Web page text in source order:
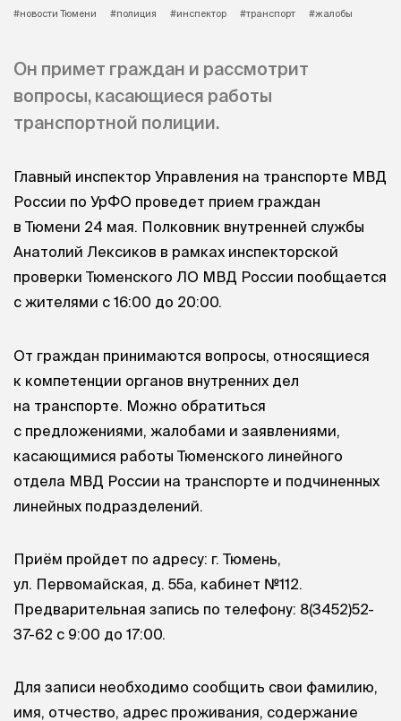
#новости Тюмени #полиция #инспектор #транспорт #жалобы
Он примет граждан и рассмотрит
вопросы, касающиеся работы
транспортной полиции.
Главный инспектор Управления на транспорте МВД
России по УрФО проведет прием граждан
в Тюмени 24 мая. Полковник внутренней службы
Анатолий Лексиков в рамках инспекторской
проверки Тюменского ЛО МВД России пообщается
с жителями с 16:00 до 20:00.
От граждан принимаются вопросы, относящиеся
к компетенции органов внутренних дел
на транспорте. Можно обратиться
с предложениями, жалобами и заявлениями,
касающимися работы Тюменского линейного
отдела МВД России на транспорте и подчиненных
линейных подразделений.
Приём пройдет по адресу: г. Тюмень,
ул. Первомайская, д. 55а, кабинет №112.
Предварительная запись по телефону: 8(3452)52-
37-62 с 9:00 до 17:00.
Для записи необходимо сообщить свои фамилию,
имя, отчество, адрес проживания, содержание